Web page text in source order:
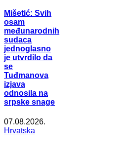
Mišetić: Svih
osam
međunarodnih
sudaca
jednoglasno
je utvrdilo da
se
Tuđmanova
izjava
odnosila na
srpske snage
07.08.2026.
Hrvatska